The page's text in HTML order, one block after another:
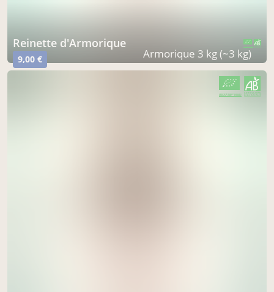
Reinette d'Armorique
9,00 € Armorique 3 kg (~3 kg)
CERTIFIÉ PAR FR-BIO-01
AGRICULTURE FRANCE